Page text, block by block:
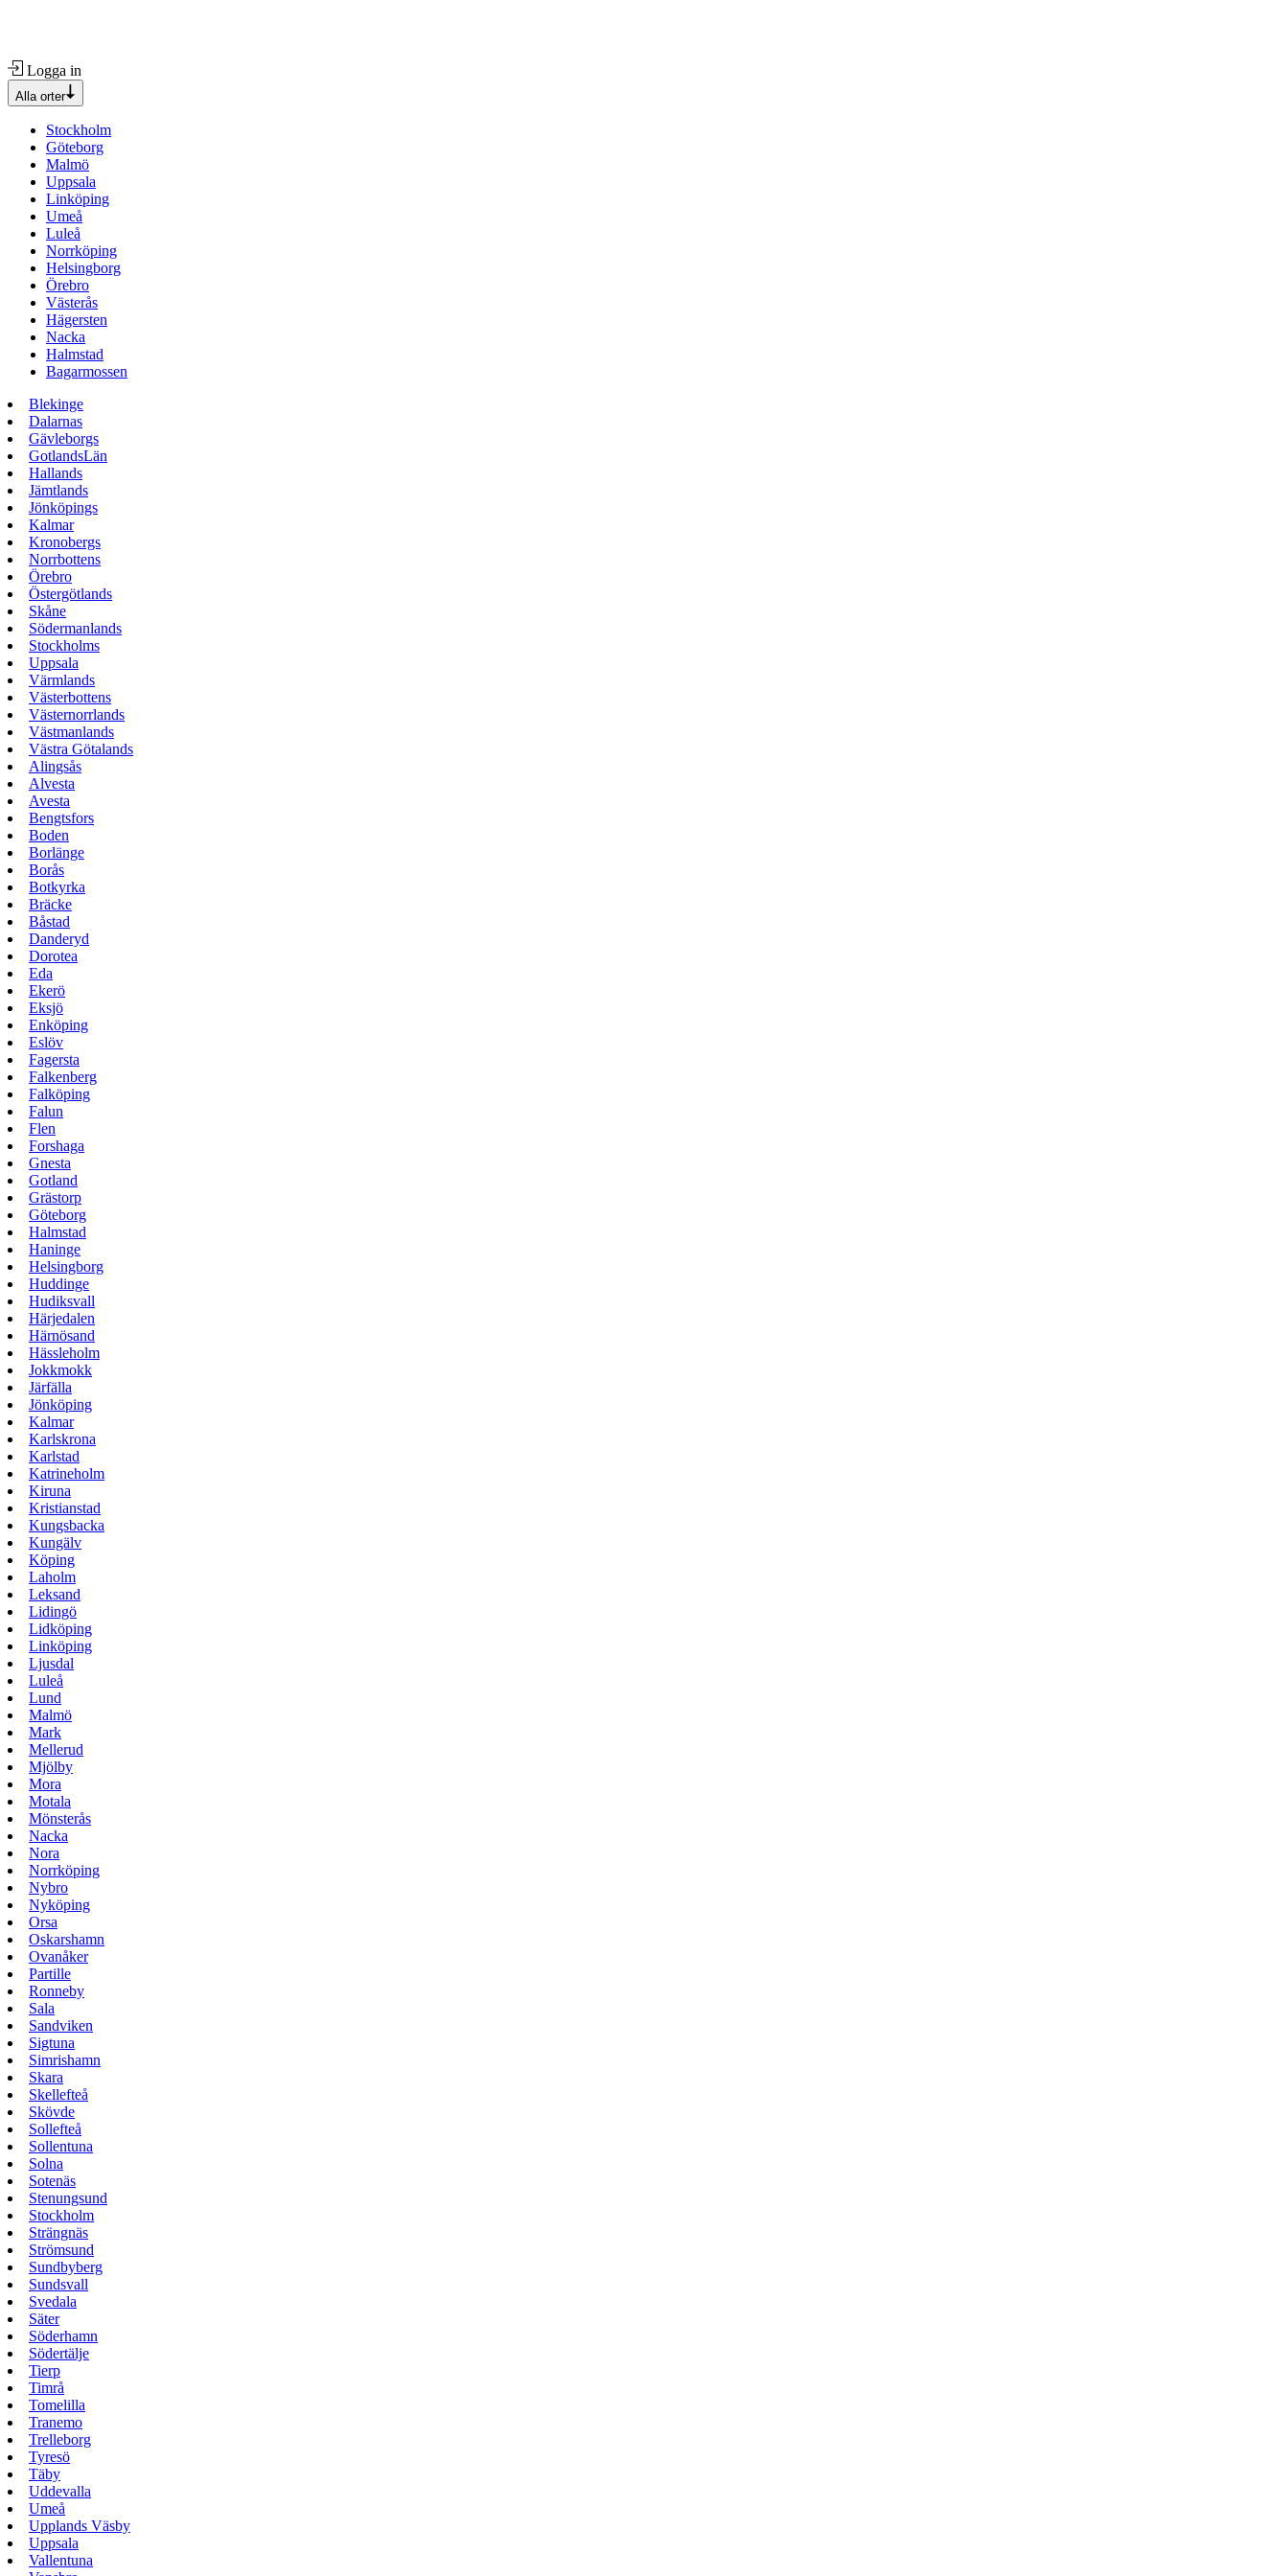
Logga in
Alla orter
Stockholm
Göteborg
Malmö
Uppsala
Linköping
Umeå
Luleå
Norrköping
Helsingborg
Örebro
Västerås
Hägersten
Nacka
Halmstad
Bagarmossen
Blekinge
Dalarnas
Gävleborgs
GotlandsLän
Hallands
Jämtlands
Jönköpings
Kalmar
Kronobergs
Norrbottens
Örebro
Östergötlands
Skåne
Södermanlands
Stockholms
Uppsala
Värmlands
Västerbottens
Västernorrlands
Västmanlands
Västra Götalands
Alingsås
Alvesta
Avesta
Bengtsfors
Boden
Borlänge
Borås
Botkyrka
Bräcke
Båstad
Danderyd
Dorotea
Eda
Ekerö
Eksjö
Enköping
Eslöv
Fagersta
Falkenberg
Falköping
Falun
Flen
Forshaga
Gnesta
Gotland
Grästorp
Göteborg
Halmstad
Haninge
Helsingborg
Huddinge
Hudiksvall
Härjedalen
Härnösand
Hässleholm
Jokkmokk
Järfälla
Jönköping
Kalmar
Karlskrona
Karlstad
Katrineholm
Kiruna
Kristianstad
Kungsbacka
Kungälv
Köping
Laholm
Leksand
Lidingö
Lidköping
Linköping
Ljusdal
Luleå
Lund
Malmö
Mark
Mellerud
Mjölby
Mora
Motala
Mönsterås
Nacka
Nora
Norrköping
Nybro
Nyköping
Orsa
Oskarshamn
Ovanåker
Partille
Ronneby
Sala
Sandviken
Sigtuna
Simrishamn
Skara
Skellefteå
Skövde
Sollefteå
Sollentuna
Solna
Sotenäs
Stenungsund
Stockholm
Strängnäs
Strömsund
Sundbyberg
Sundsvall
Svedala
Säter
Söderhamn
Södertälje
Tierp
Timrå
Tomelilla
Tranemo
Trelleborg
Tyresö
Täby
Uddevalla
Umeå
Upplands Väsby
Uppsala
Vallentuna